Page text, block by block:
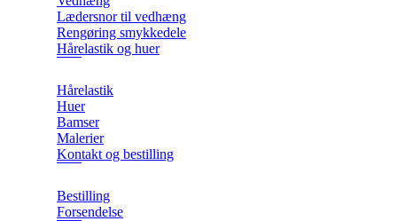
Lædersnor til vedhæng
Rengøring smykkedele
Hårelastik og huer
Hårelastik
Huer
Bamser
Malerier
Kontakt og bestilling
Bestilling
Forsendelse